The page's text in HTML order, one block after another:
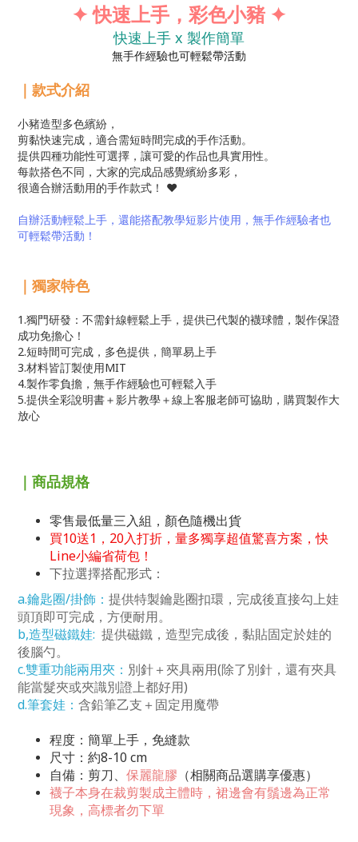
✦ 快速上手，彩色小豬 ✦
快速上手 x 製作簡單
無手作經驗也可輕鬆帶活動
｜款式介紹
小豬造型多色繽紛，
剪黏快速完成，適合需短時間完成的手作活動。
提供四種功能性可選擇，讓可愛的作品也具實用性。
每款搭色不同，大家的完成品感覺繽紛多彩，
很適合辦活動用的手作款式！ ❤️
自辦活動輕鬆上手，還能搭配教學短影片使用，無手作經驗者也
可輕鬆帶活動！
｜獨家特色
1.獨門研發：不需針線輕鬆上手，提供已代製的襪球體，製作保證
成功免擔心！
2.短時間可完成，多色提供，簡單易上手
3.材料皆訂製使用MIT
4.製作零負擔，無手作經驗也可輕鬆入手
5.提供全彩說明書＋影片教學＋線上客服老師可協助，購買製作大
放心
｜商品規格
零售最低量三入組，顏色隨機出貨
買10送1，20入打折，量多獨享超值驚喜方案，快
Line小編省荷包！
下拉選擇搭配形式：
a.鑰匙圈/掛飾 ： 提供特製鑰匙圈扣環，完成後直接勾上娃
頭頂即可完成，方便耐用。
b,造型磁鐵娃: 提供磁鐵，造型完成後，黏貼固定於娃的
後腦勺。
c.雙重功能兩用夾 ： 別針＋夾具兩用(除了別針，還有夾具
能當髮夾或夾識別證上都好用)
d.筆套娃 ： 含鉛筆乙支＋固定用魔帶
程度：簡單上手，免縫款
尺寸：約8-10 cm
自備：剪刀、 保麗龍膠 （相關商品選購享優惠）
襪子本身在裁剪製成主體時，裙邊會有鬚邊為正常
現象，高標者勿下單